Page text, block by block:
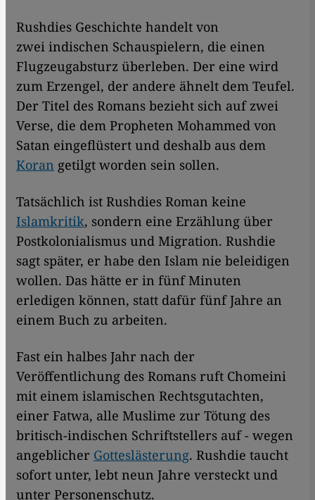
Rushdies Geschichte handelt von
zwei indischen Schauspielern, die einen
Flugzeugabsturz überleben. Der eine wird
zum Erzengel, der andere ähnelt dem Teufel.
Der Titel des Romans bezieht sich auf zwei
Verse, die dem Propheten Mohammed von
Satan eingeflüstert und deshalb aus dem
Koran getilgt worden sein sollen.
Tatsächlich ist Rushdies Roman keine
Islamkritik, sondern eine Erzählung über
Postkolonialismus und Migration. Rushdie
sagt später, er habe den Islam nie beleidigen
wollen. Das hätte er in fünf Minuten
erledigen können, statt dafür fünf Jahre an
einem Buch zu arbeiten.
Fast ein halbes Jahr nach der
Veröffentlichung des Romans ruft Chomeini
mit einem islamischen Rechtsgutachten,
einer Fatwa, alle Muslime zur Tötung des
britisch-indischen Schriftstellers auf - wegen
angeblicher Gotteslästerung. Rushdie taucht
sofort unter, lebt neun Jahre versteckt und
unter Personenschutz.